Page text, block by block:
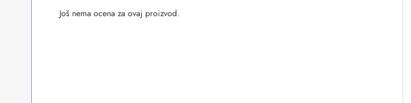
Još nema ocena za ovaj proizvod.